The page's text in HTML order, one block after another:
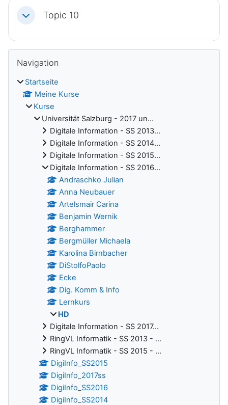
Einklappen
Topic 10
Blöcke
Navigation
Startseite
Meine Kurse
Kurse
Universität Salzburg - 2017 un...
Digitale Information - SS 2013...
Digitale Information - SS 2014...
Digitale Information - SS 2015...
Digitale Information - SS 2016...
Andraschko Julian
Anna Neubauer
Artelsmair Carina
Benjamin Wernik
Berghammer
Bergmüller Michaela
Karolina Birnbacher
DiStolfoPaolo
Ecke
Dig. Komm & Info
Lernkurs
HD
Digitale Information - SS 2017...
RingVL Informatik - SS 2013 - ...
RingVL Informatik - SS 2015 - ...
DigiInfo_SS2015
DigiInfo_2017ss
DigiInfo_SS2016
DigiInfo_SS2014